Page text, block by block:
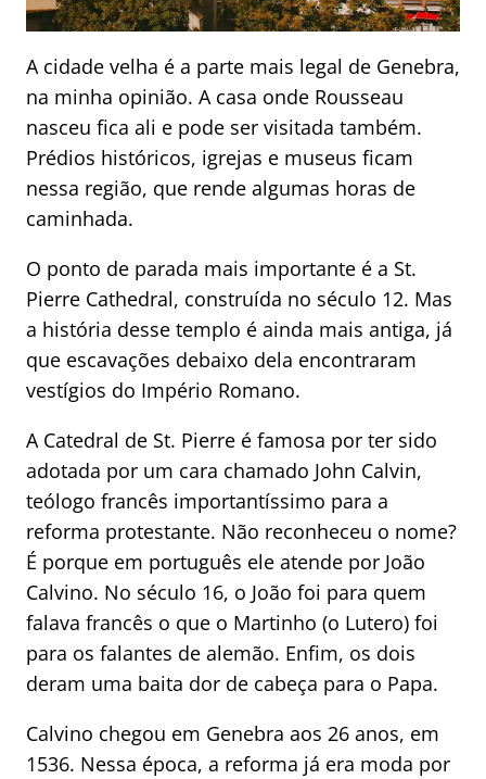
A cidade velha é a parte mais legal de Genebra,
na minha opinião. A casa onde Rousseau
nasceu fica ali e pode ser visitada também.
Prédios históricos, igrejas e museus ficam
nessa região, que rende algumas horas de
caminhada.
O ponto de parada mais importante é a St.
Pierre Cathedral, construída no século 12. Mas
a história desse templo é ainda mais antiga, já
que escavações debaixo dela encontraram
vestígios do Império Romano.
A Catedral de St. Pierre é famosa por ter sido
adotada por um cara chamado John Calvin,
teólogo francês importantíssimo para a
reforma protestante. Não reconheceu o nome?
É porque em português ele atende por João
Calvino. No século 16, o João foi para quem
falava francês o que o Martinho (o Lutero) foi
para os falantes de alemão. Enfim, os dois
deram uma baita dor de cabeça para o Papa.
Calvino chegou em Genebra aos 26 anos, em
1536. Nessa época, a reforma já era moda por